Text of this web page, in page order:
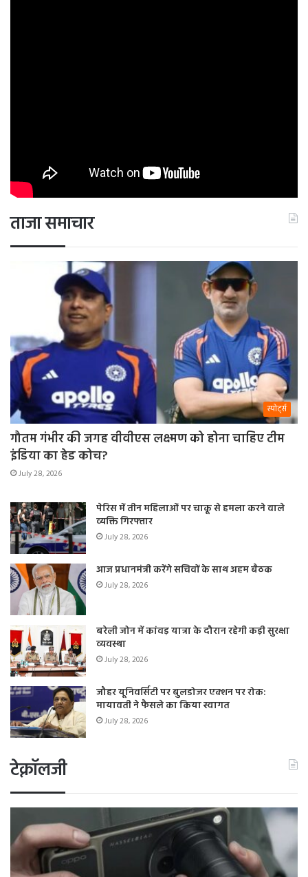
ताजा समाचार
स्पोर्ट्स
गौतम गंभीर की जगह वीवीएस लक्ष्मण को होना चाहिए टीम
इंडिया का हेड कोच?
July 28, 2026
पेरिस में तीन महिलाओं पर चाकू से हमला करने वाले
व्यक्ति गिरफ्तार
July 28, 2026
आज प्रधानमंत्री करेंगे सचिवों के साथ अहम बैठक
July 28, 2026
बरेली जोन में कांवड़ यात्रा के दौरान रहेगी कड़ी सुरक्षा
व्यवस्था
July 28, 2026
जौहर यूनिवर्सिटी पर बुलडोजर एक्शन पर रोक:
मायावती ने फैसले का किया स्वागत
July 28, 2026
टेक्नॉलजी